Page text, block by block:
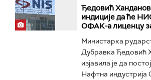
Ђедовић
индиције да ће
ОФАК-а лиценцу
Министарка
Дубравка Ђедовић
изјавила је да
Нафтна индустрија